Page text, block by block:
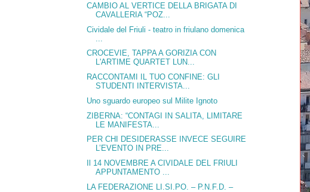
CAMBIO AL VERTICE DELLA BRIGATA DI
CAVALLERIA “POZ...
Cividale del Friuli - teatro in friulano domenica
CROCEVIE, TAPPA A GORIZIA CON
L'ARTIME QUARTET LUN...
RACCONTAMI IL TUO CONFINE: GLI
STUDENTI INTERVISTA...
Uno sguardo europeo sul Milite Ignoto
ZIBERNA: “CONTAGI IN SALITA, LIMITARE
LE MANIFESTA...
PER CHI DESIDERASSE INVECE SEGUIRE
L’EVENTO IN PRE...
Il 14 NOVEMBRE A CIVIDALE DEL FRIULI
APPUNTAMENTO ...
LA FEDERAZIONE LI.SI.PO. – P.N.F.D. –